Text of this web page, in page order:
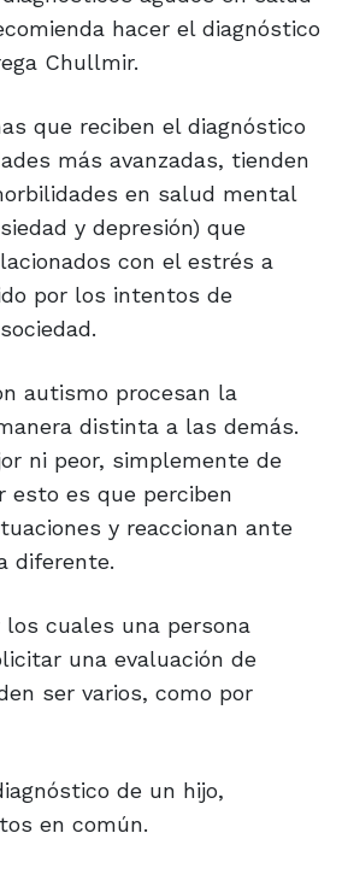
hacer el diagnóstico
Chullmir.
que reciben el diagnóstico
más avanzadas, tienden
en salud mental
y depresión) que
con el estrés a
por los intentos de
autismo procesan la
distinta a las demás.
ni peor, simplemente de
esto es que perciben
y reaccionan ante
diferente.
cuales una persona
una evaluación de
ser varios, como por
de un hijo,
en común.